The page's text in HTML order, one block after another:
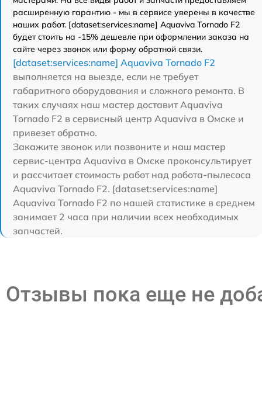
расширенную гарантию - мы в сервисе уверены в качестве
наших работ. [dataset:services:name] Aquaviva Tornado F2
будет стоить на -15% дешевле при оформлении заказа на
сайте через звонок или форму обратной связи.
[dataset:services:name] Aquaviva Tornado F2
выполняется на выезде, если не требует
габаритного оборудования и сложного ремонта. В
таких случаях наш мастер доставит Aquaviva
Tornado F2 в сервисный центр Aquaviva в Омске и
привезет обратно.
Закажите звонок или позвоните и наш мастер
сервис-центра Aquaviva в Омске проконсультирует
и рассчитает стоимость работ над робота-пылесоса
Aquaviva Tornado F2. [dataset:services:name]
Aquaviva Tornado F2 по нашей статистике в среднем
занимает 2 часа при наличии всех необходимых
запчастей.
Отзывы пока еще не